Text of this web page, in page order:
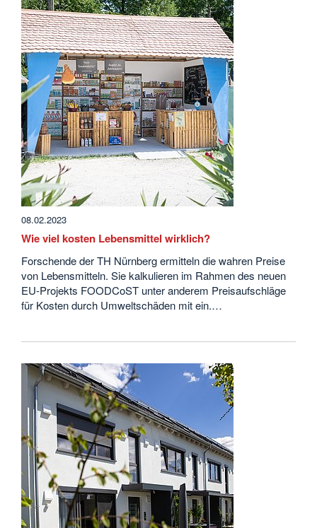
08.02.2023
Wie viel kosten Lebensmittel wirklich?
Forschende der TH Nürnberg ermitteln die wahren Preise
von Lebensmitteln. Sie kalkulieren im Rahmen des neuen
EU-Projekts FOODCoST unter anderem Preisaufschläge
für Kosten durch Umweltschäden mit ein.…